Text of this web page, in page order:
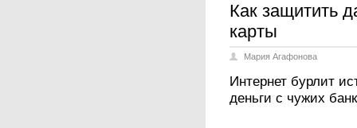
Как защитить
карты
Мария Агафонова
Интернет бурлит
деньги с чужих